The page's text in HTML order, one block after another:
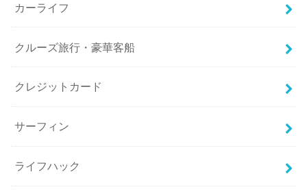
カーライフ
クルーズ旅行・豪華客船
クレジットカード
サーフィン
ライフハック